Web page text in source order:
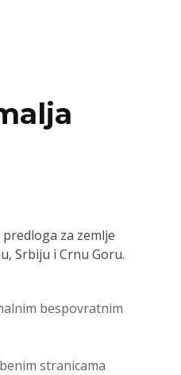
za zemlje
Srbiju i Crnu Goru.
bespovratnim
stranicama